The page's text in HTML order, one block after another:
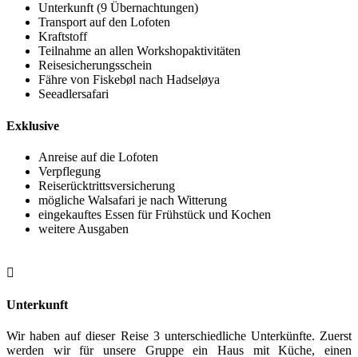
Unterkunft (9 Übernachtungen)
Transport auf den Lofoten
Kraftstoff
Teilnahme an allen Workshopaktivitäten
Reisesicherungsschein
Fähre von Fiskebøl nach Hadseløya
Seeadlersafari
Exklusive
Anreise auf die Lofoten
Verpflegung
Reiserücktrittsversicherung
mögliche Walsafari je nach Witterung
eingekauftes Essen für Frühstück und Kochen
weitere Ausgaben

Unterkunft
Wir haben auf dieser Reise 3 unterschiedliche Unterkünfte. Zuerst
werden wir für unsere Gruppe ein Haus mit Küche, einen